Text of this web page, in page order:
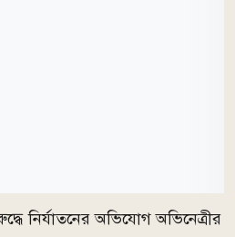
নির্যাতনের অভিযোগ অভিনেত্রীর